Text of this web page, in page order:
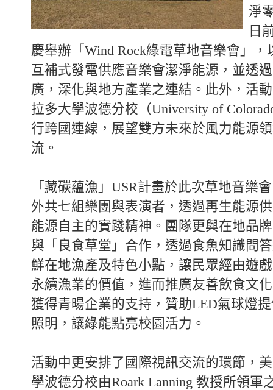
淨
日
慶舉辦「Wind Rock綠電草地音樂會」，
互補式發電供應音樂會潔淨能源，並透
廣，深化與地方產業之連結。此外，活
拉多大學波德分校（University of
行跨國連線，展望雙方未來於風力能源
流。
「藏碳蘊漁」USR計畫於此次草地音樂
外共七組樂團與表演者，透過再生能源
能源自主的實踐精神。團隊更與在地品
與「良食草堂」合作，透過食魚知識問
鮮在地漁產及特色小點，讓民眾經由遊
永續漁業的價值，進而推廣友善飲食文
獲得青暘企業的支持，贊助LED氣球燈
照明，讓綠能點亮校園活力。
活動中更安排了國際視訊交流的環節，
學波德分校由Roark Lanning 教授所領軍